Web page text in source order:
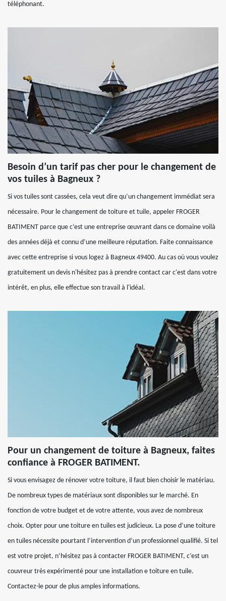
téléphonant.
Besoin d’un tarif pas cher pour le changement de
vos tuiles à Bagneux ?
Si vos tuiles sont cassées, cela veut dire qu’un changement immédiat sera
nécessaire. Pour le changement de toiture et tuile, appeler FROGER
BATIMENT parce que c’est une entreprise œuvrant dans ce domaine voilà
des années déjà et connu d’une meilleure réputation. Faite connaissance
avec cette entreprise si vous logez à Bagneux 49400. Au cas où vous voulez
gratuitement un devis n'hésitez pas à prendre contact car c'est dans votre
intérêt, en plus, elle effectue son travail à l'idéal.
Pour un changement de toiture à Bagneux, faites
confiance à FROGER BATIMENT.
Si vous envisagez de rénover votre toiture, il faut bien choisir le matériau.
De nombreux types de matériaux sont disponibles sur le marché. En
fonction de votre budget et de votre attente, vous avez de nombreux
choix. Opter pour une toiture en tuiles est judicieux. La pose d’une toiture
en tuiles nécessite pourtant l’intervention d’un professionnel qualifié. Si tel
est votre projet, n’hésitez pas à contacter FROGER BATIMENT, c’est un
couvreur très expérimenté pour une installation e toiture en tuile.
Contactez-le pour de plus amples informations.